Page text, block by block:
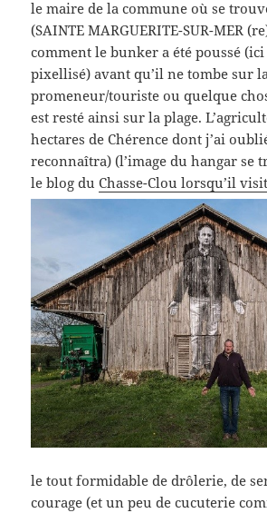
le maire de la commune où se
(SAINTE MARGUERITE-SUR-MER
comment le bunker a été poussé
pixellisé) avant qu’il ne tombe sur
promeneur/touriste ou quelque
est resté ainsi sur la plage.
hectares de Chérence dont j’ai
reconnaîtra) (l’image du hangar se
le blog duChasse-Clou lorsqu’il
le tout formidable de drôlerie, de
courage (et un peu de cucuterie